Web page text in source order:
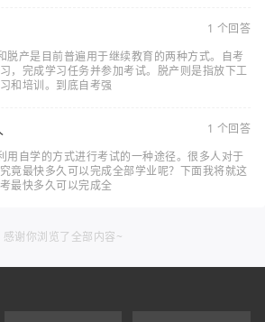
1 个回答
脱产是目前普遍用于继续教育的两种方式。自考
，完成学习任务并参加考试。脱产则是指放下工
和培训。到底自考强
1 个回答
用自学的方式进行考试的一种途径。很多人对于
竟最快多久可以完成全部学业呢？下面我将就这
最快多久可以完成全
感谢你浏览了全部内容~